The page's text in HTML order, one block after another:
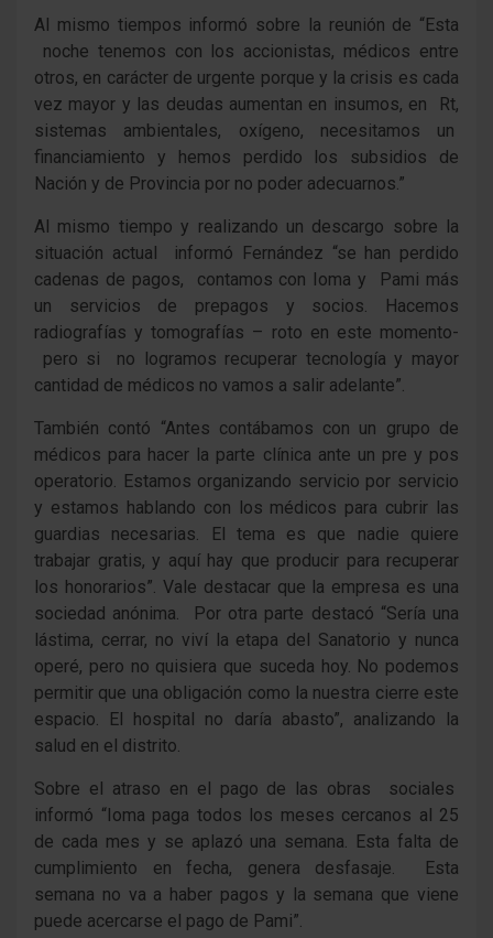
Al mismo tiempos informó sobre la reunión de “Esta
noche tenemos con los accionistas, médicos entre
otros, en carácter de urgente porque y la crisis es cada
vez mayor y las deudas aumentan en insumos, en Rt,
sistemas ambientales, oxígeno, necesitamos un
financiamiento y hemos perdido los subsidios de
Nación y de Provincia por no poder adecuarnos.”
Al mismo tiempo y realizando un descargo sobre la
situación actual informó Fernández “se han perdido
cadenas de pagos, contamos con Ioma y Pami más
un servicios de prepagos y socios. Hacemos
radiografías y tomografías – roto en este momento-
pero si no logramos recuperar tecnología y mayor
cantidad de médicos no vamos a salir adelante”.
También contó “Antes contábamos con un grupo de
médicos para hacer la parte clínica ante un pre y pos
operatorio. Estamos organizando servicio por servicio
y estamos hablando con los médicos para cubrir las
guardias necesarias. El tema es que nadie quiere
trabajar gratis, y aquí hay que producir para recuperar
los honorarios”. Vale destacar que la empresa es una
sociedad anónima. Por otra parte destacó “Sería una
lástima, cerrar, no viví la etapa del Sanatorio y nunca
operé, pero no quisiera que suceda hoy. No podemos
permitir que una obligación como la nuestra cierre este
espacio. El hospital no daría abasto”, analizando la
salud en el distrito.
Sobre el atraso en el pago de las obras sociales
informó “Ioma paga todos los meses cercanos al 25
de cada mes y se aplazó una semana. Esta falta de
cumplimiento en fecha, genera desfasaje. Esta
semana no va a haber pagos y la semana que viene
puede acercarse el pago de Pami”.